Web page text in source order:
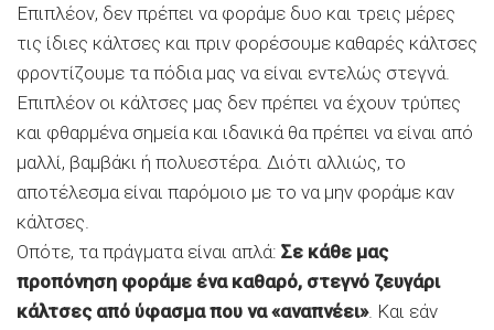
Επιπλέον, δεν πρέπει να φοράμε δυο και τρεις μέρες
τις ίδιες κάλτσες και πριν φορέσουμε καθαρές κάλτσες
φροντίζουμε τα πόδια μας να είναι εντελώς στεγνά.
Επιπλέον οι κάλτσες μας δεν πρέπει να έχουν τρύπες
και φθαρμένα σημεία και ιδανικά θα πρέπει να είναι από
μαλλί, βαμβάκι ή πολυεστέρα. Διότι αλλιώς, το
αποτέλεσμα είναι παρόμοιο με το να μην φοράμε καν
κάλτσες.
Οπότε, τα πράγματα είναι απλά: Σε κάθε μας
προπόνηση φοράμε ένα καθαρό, στεγνό ζευγάρι
κάλτσες από ύφασμα που να «αναπνέει». Και εάν